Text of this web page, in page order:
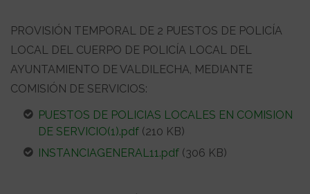
PROVISIÓN TEMPORAL DE 2 PUESTOS DE POLICÍA
LOCAL DEL CUERPO DE POLICÍA LOCAL DEL
AYUNTAMIENTO DE VALDILECHA, MEDIANTE
COMISIÓN DE SERVICIOS:
PUESTOS DE POLICIAS LOCALES EN COMISION
DE SERVICIO(1).pdf (210 KB)
INSTANCIAGENERAL11.pdf (306 KB)